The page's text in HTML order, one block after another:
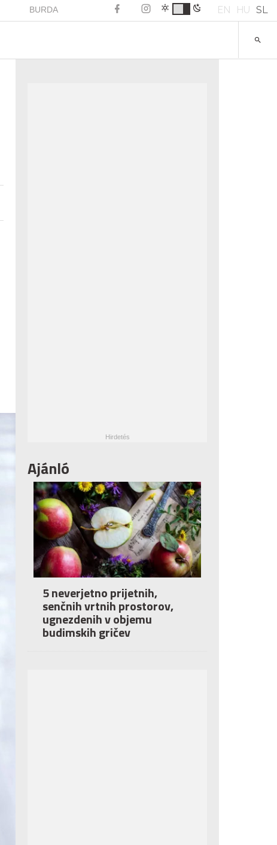
BURDA EN HU SL
Ajánló
5 neverjetno prijetnih,
senčnih vrtnih prostorov,
ugnezdenih v objemu
budimskih gričev